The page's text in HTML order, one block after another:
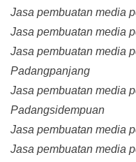
Jasa pembuatan media
Jasa pembuatan media
Jasa pembuatan media
Padangpanjang
Jasa pembuatan media
Padangsidempuan
Jasa pembuatan media
Jasa pembuatan media